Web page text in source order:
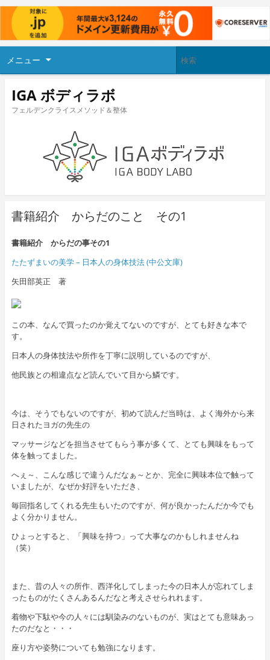
メニュー
IGA ボディラボ
フェルデンクライスメソッド＆整体
書籍紹介 からだのこと その1
書籍紹介 からだの事その1
たたずまいの美学 – 日本人の身体技法 (中公文庫)
矢田部英正 著
この本、なんで買ったのか覚えてないのですが、とても好きな本で
す。
日本人の身体技法や所作を丁寧に説明しているのですが、
他民族との相違点など読んでいて目から鱗です。
今は、そうでもないのですが、初めて読んだ当時は、よく海外から来
日されたヨガの先生の
マッサージなどを担当させてもらう事が多くて、とても興味をもって
体を触ってました。
へぇ～、こんな感じで違うんだなぁ～とか、完全に興味本位で触って
いましたが、なぜか好評をいただき、
毎回指名してくれる先生もいたのですが、何が良かったんだか今でも
よく分かりません。
ひょっとすると、「興味を持つ」って大事なのかもしれませんね
（笑）
また、昔の人々の所作、西洋化してしまった今の日本人が忘れてしま
ったものがたくさんあるんだなと考えさせられれます。
着物や下駄や今の人々には馴染みのないものが、実はとても意味あっ
たのだなと・・・
座り方や姿勢についても勉強になります。